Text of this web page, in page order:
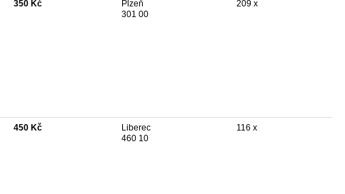
350 Kč
Plzeň
301 00
209 x
450 Kč
Liberec
460 10
116 x